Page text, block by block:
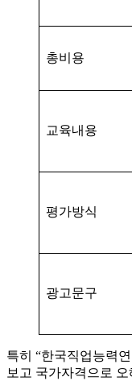
총비용
교육내용
평가방식
광고문구
특히 “한국직업능력
보고 국가자격으로